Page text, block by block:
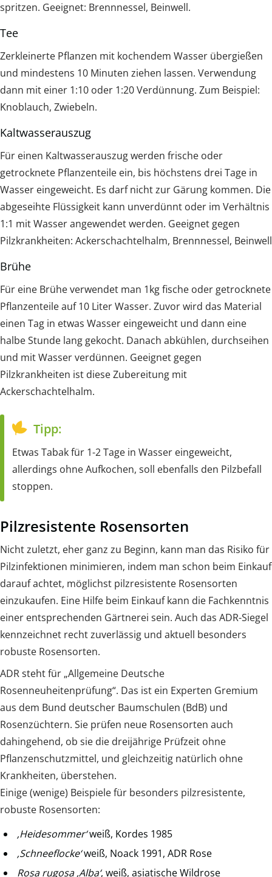
spritzen. Geeignet: Brennnessel, Beinwell.
Tee
Zerkleinerte Pflanzen mit kochendem Wasser übergießen
und mindestens 10 Minuten ziehen lassen. Verwendung
dann mit einer 1:10 oder 1:20 Verdünnung. Zum Beispiel:
Knoblauch, Zwiebeln.
Kaltwasserauszug
Für einen Kaltwasserauszug werden frische oder
getrocknete Pflanzenteile ein, bis höchstens drei Tage in
Wasser eingeweicht. Es darf nicht zur Gärung kommen. Die
abgeseihte Flüssigkeit kann unverdünnt oder im Verhältnis
1:1 mit Wasser angewendet werden. Geeignet gegen
Pilzkrankheiten: Ackerschachtelhalm, Brennnessel, Beinwell
Brühe
Für eine Brühe verwendet man 1kg fische oder getrocknete
Pflanzenteile auf 10 Liter Wasser. Zuvor wird das Material
einen Tag in etwas Wasser eingeweicht und dann eine
halbe Stunde lang gekocht. Danach abkühlen, durchseihen
und mit Wasser verdünnen. Geeignet gegen
Pilzkrankheiten ist diese Zubereitung mit
Ackerschachtelhalm.
Tipp:
Etwas Tabak für 1-2 Tage in Wasser eingeweicht,
allerdings ohne Aufkochen, soll ebenfalls den Pilzbefall
stoppen.
Pilzresistente Rosensorten
Nicht zuletzt, eher ganz zu Beginn, kann man das Risiko für
Pilzinfektionen minimieren, indem man schon beim Einkauf
darauf achtet, möglichst pilzresistente Rosensorten
einzukaufen. Eine Hilfe beim Einkauf kann die Fachkenntnis
einer entsprechenden Gärtnerei sein. Auch das ADR-Siegel
kennzeichnet recht zuverlässig und aktuell besonders
robuste Rosensorten.
ADR steht für „Allgemeine Deutsche
Rosenneuheitenprüfung“. Das ist ein Experten Gremium
aus dem Bund deutscher Baumschulen (BdB) und
Rosenzüchtern. Sie prüfen neue Rosensorten auch
dahingehend, ob sie die dreijährige Prüfzeit ohne
Pflanzenschutzmittel, und gleichzeitig natürlich ohne
Krankheiten, überstehen.
Einige (wenige) Beispiele für besonders pilzresistente,
robuste Rosensorten:
‚Heidesommer‘weiß, Kordes 1985
‚Schneeflocke‘weiß, Noack 1991, ADR Rose
Rosa rugosa ‚Alba‘, weiß, asiatische Wildrose